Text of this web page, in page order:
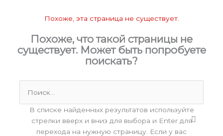
Похоже, эта страница не существует.
Похоже, что такой страницы не
существует. Может быть попробуете
поискать?
Поиск:
В списке найденных результатов используйте
стрелки вверх и вниз для выбора и Enter для
перехода на нужную страницу. Если у вас